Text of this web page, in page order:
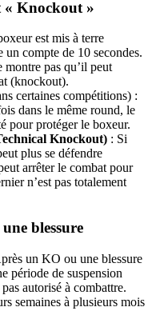
« Knockout »
est mis à terre
compte de 10 secondes.
montre pas qu’il peut
(knockout).
certaines compétitions) :
dans le même round, le
pour protéger le boxeur.
Knockout) : Si
plus se défendre
arrêter le combat pour
n’est pas totalement
blessure
un KO ou une blessure
période de suspension
autorisé à combattre.
semaines à plusieurs mois